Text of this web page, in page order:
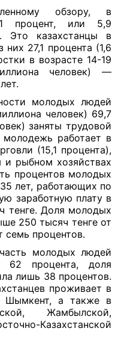
обзору, в
процент, или 5,9
Это казахстанцы в
27,1 процента (1,6
в возрасте 14-19
человек) —
молодых людей
человек) 69,7
заняты трудовой
молодежь работает в
(15,1 процента),
рыбном хозяйствах
процентов молодых
лет, работающих по
заработную плату в
тенге. Доля молодых
250 тысяч тенге от
семь процентов.
молодых людей
процента, доля
лишь 38 процентов.
проживает в
Шымкент, а также в
Жамбылской,
Казахстанской